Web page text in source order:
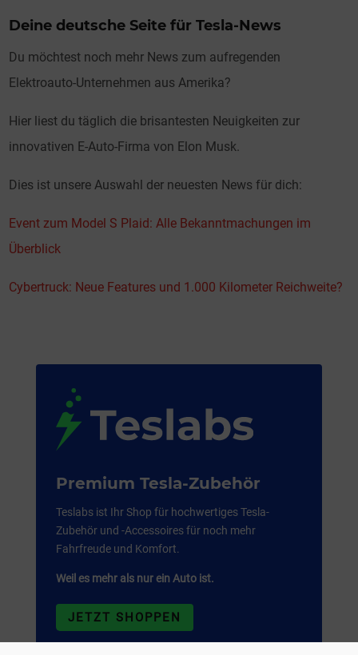
Deine deutsche Seite für Tesla-News
Du möchtest noch mehr News zum aufregenden
Elektroauto-Unternehmen aus Amerika?
Hier liest du täglich die brisantesten Neuigkeiten zur
innovativen E-Auto-Firma von Elon Musk.
Dies ist unsere Auswahl der neuesten News für dich:
Event zum Model S Plaid: Alle Bekanntmachungen im
Überblick
Cybertruck: Neue Features und 1.000 Kilometer Reichweite?
Premium Tesla-Zubehör
Teslabs ist Ihr Shop für hochwertiges Tesla-
Zubehör und -Accessoires für noch mehr
Fahrfreude und Komfort.
Weil es mehr als nur ein Auto ist.
JETZT SHOPPEN